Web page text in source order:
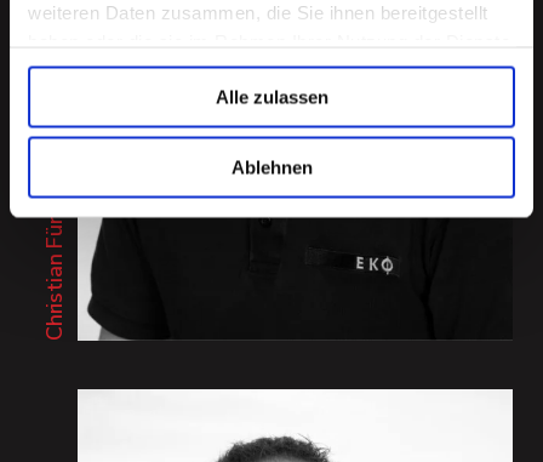
weiteren Daten zusammen, die Sie ihnen bereitgestellt
gesammelt haben.
Alle zulassen
Ablehnen
4
EKO-Team
Christian Fürstaller |
Techniker